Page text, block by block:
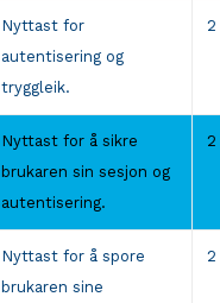
Nyttast for
autentisering og
tryggleik.
2
Nyttast for å sikre
brukaren sin sesjon og
autentisering.
2
Nyttast for å spore
brukaren sine
2